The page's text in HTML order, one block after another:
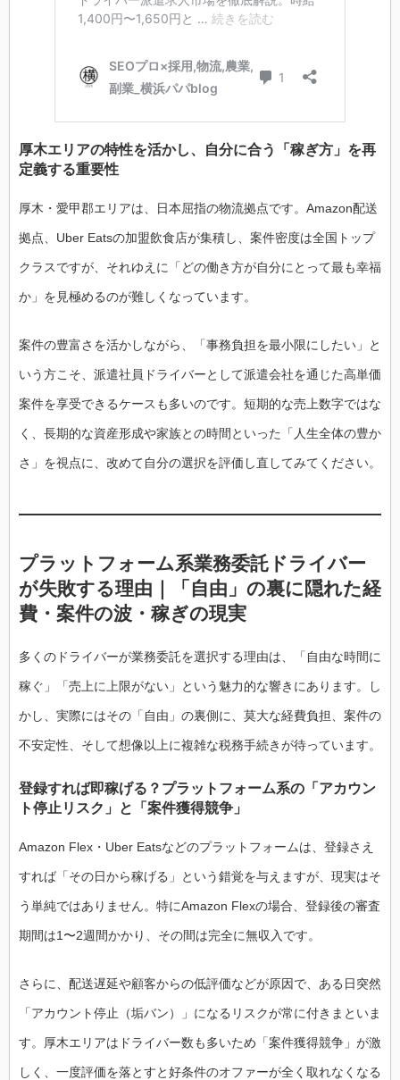
厚木エリアの特性を活かし、自分に合う「稼ぎ方」を再
定義する重要性
厚木・愛甲郡エリアは、日本屈指の物流拠点です。Amazon配送
拠点、Uber Eatsの加盟飲食店が集積し、案件密度は全国トップ
クラスですが、それゆえに「どの働き方が自分にとって最も幸福
か」を見極めるのが難しくなっています。
案件の豊富さを活かしながら、「事務負担を最小限にしたい」と
いう方こそ、派遣社員ドライバーとして派遣会社を通じた高単価
案件を享受できるケースも多いのです。短期的な売上数字ではな
く、長期的な資産形成や家族との時間といった「人生全体の豊か
さ」を視点に、改めて自分の選択を評価し直してみてください。
プラットフォーム系業務委託ドライバー
が失敗する理由｜「自由」の裏に隠れた経
費・案件の波・稼ぎの現実
多くのドライバーが業務委託を選択する理由は、「自由な時間に
稼ぐ」「売上に上限がない」という魅力的な響きにあります。し
かし、実際にはその「自由」の裏側に、莫大な経費負担、案件の
不安定性、そして想像以上に複雑な税務手続きが待っています。
登録すれば即稼げる？プラットフォーム系の「アカウン
ト停止リスク」と「案件獲得競争」
Amazon Flex・Uber Eatsなどのプラットフォームは、登録さえ
すれば「その日から稼げる」という錯覚を与えますが、現実はそ
う単純ではありません。特にAmazon Flexの場合、登録後の審査
期間は1〜2週間かかり、その間は完全に無収入です。
さらに、配送遅延や顧客からの低評価などが原因で、ある日突然
「アカウント停止（垢バン）」になるリスクが常に付きまといま
す。厚木エリアはドライバー数も多いため「案件獲得競争」が激
しく、一度評価を落とすと好条件のオファーが全く取れなくなる